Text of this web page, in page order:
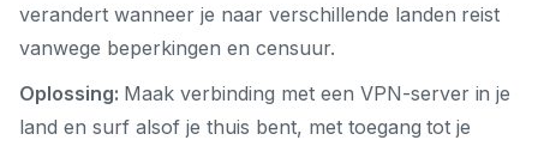
verandert wanneer je naar verschillende landen reist
vanwege beperkingen en censuur.
Oplossing: Maak verbinding met een VPN-server in je
land en surf alsof je thuis bent, met toegang tot je